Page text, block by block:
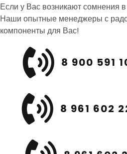
Если у Вас возникают
Наши опытные менеджеры с
компоненты для Вас!
8 900 591
8 961 602